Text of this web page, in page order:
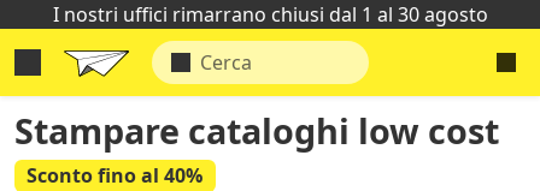
I nostri uffici rimarrano chiusi dal 1 al 30 agosto
Stampare cataloghi low cost
Sconto fino al 40%